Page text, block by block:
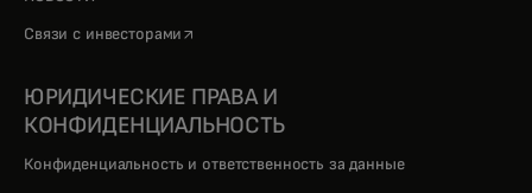
Связи с инвесторами opens in a new tab
ЮРИДИЧЕСКИЕ ПРАВА И
КОНФИДЕНЦИАЛЬНОСТЬ
Конфиденциальность и ответственность за данные